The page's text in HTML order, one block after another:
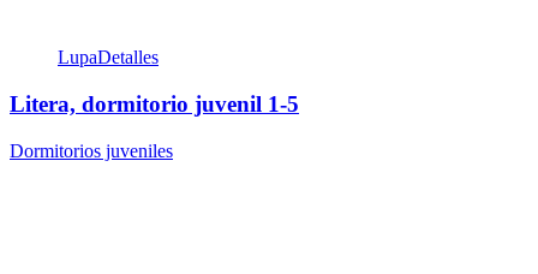
LupaDetalles
Litera, dormitorio juvenil 1-5
Dormitorios juveniles